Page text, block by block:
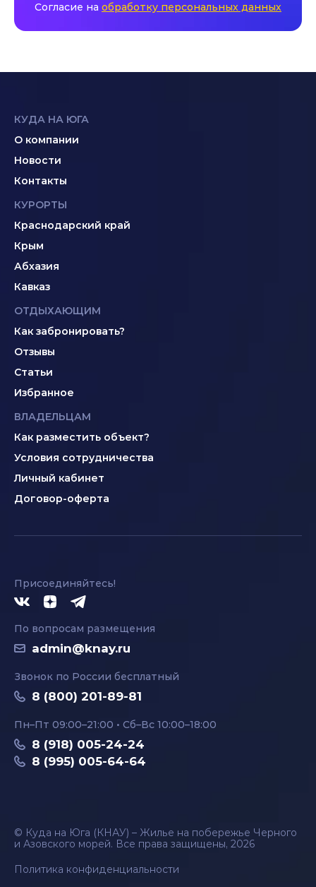
Согласие на обработку персональных данных
КУДА НА ЮГА
О компании
Новости
Контакты
КУРОРТЫ
Краснодарский край
Крым
Абхазия
Кавказ
ОТДЫХАЮЩИМ
Как забронировать?
Отзывы
Статьи
Избранное
ВЛАДЕЛЬЦАМ
Как разместить объект?
Условия сотрудничества
Личный кабинет
Договор-оферта
Присоединяйтесь!
По вопросам размещения
admin@knay.ru
Звонок по России бесплатный
8 (800) 201-89-81
Пн–Пт 09:00–21:00 • Сб–Вс 10:00–18:00
8 (918) 005-24-24
8 (995) 005-64-64
© Куда на Юга (КНАУ) – Жилье на побережье Черного
и Азовского морей. Все права защищены, 2026
Политика конфиденциальности